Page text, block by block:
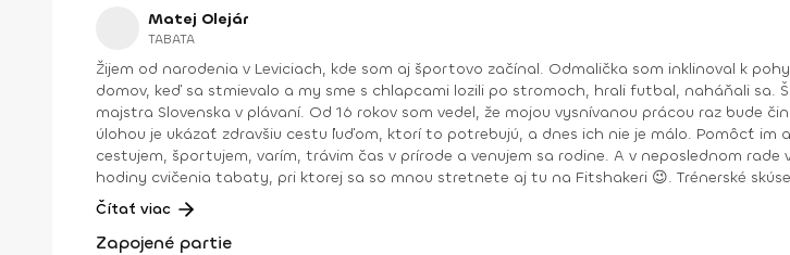
Matej Olejár
TABATA
Žijem od narodenia v Leviciach, kde som aj športovo začínal. Odmalička som inklinoval k
domov, keď sa stmievalo a my sme s chlapcami lozili po stromoch, hrali futbal, naháňali
majstra Slovenska v plávaní. Od 16 rokov som vedel, že mojou vysnívanou prácou raz bude
úlohou je ukázať zdravšiu cestu ľuďom, ktorí to potrebujú, a dnes ich nie je málo. Pomôcť
cestujem, športujem, varím, trávim čas v prírode a venujem sa rodine. A v neposlednom
hodiny cvičenia tabaty, pri ktorej sa so mnou stretnete aj tu na Fitshakeri 😉. Trénerské skúsenosti: osobný tréner a kondičný tréner v PerecFit Studio Levice v r. 2009 –
2017 tréner plávania v ŠK Aquasport Levice od r. 2004 – 2015 kondičný tréner ŠK Aquasport Levice od r 2012 – 2016 tréner pre Zdravú Energiu od r. 2015 kondičný tréner ŠBK
Junior Levice – juniori, kadeti, starší a mladší žiaci od r. 2016 kondičný tréner VK Palas Levice -juniorky, kadetky od r. 2019 koordinátor trénerov a iných úkonov pre Zdravú
energiu od r. 2015
Čítať viac
Zapojené partie